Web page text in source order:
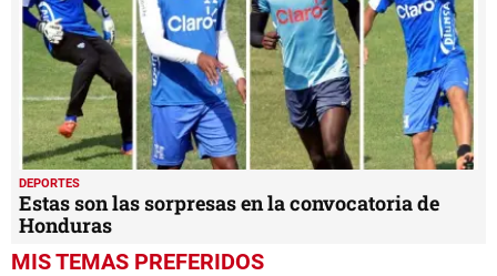
DEPORTES
Estas son las sorpresas en la convocatoria de
Honduras
MIS TEMAS PREFERIDOS